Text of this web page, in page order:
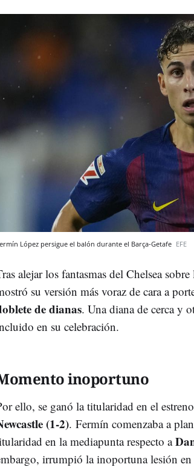
López persigue el balón durante el Barça-Getafe EFE
alejar los fantasmas del Chelsea
su versión más voraz de cara a
de dianas. Una diana de cerca y
en su celebración.
inoportuno
ello, se ganó la titularidad en el
(1-2). Fermín comenzaba a
en la mediapunta respecto a
irrumpió la inoportuna lesión